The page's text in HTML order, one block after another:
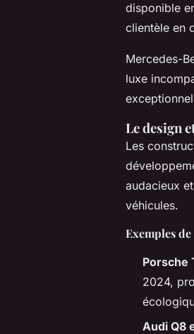
disponible
clientèle en
Mercedes-
luxe
Le design
Les
audacieux
véhicules.
Exemples
Porsche
2024,
Audi Q8